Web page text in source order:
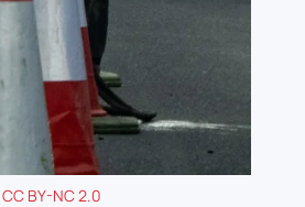
CC BY-NC 2.0